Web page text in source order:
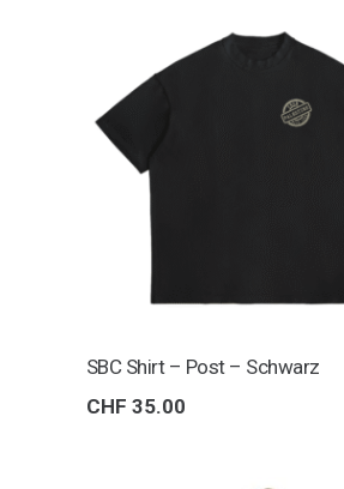
SBC Shirt – Post – Schwarz
CHF 35.00